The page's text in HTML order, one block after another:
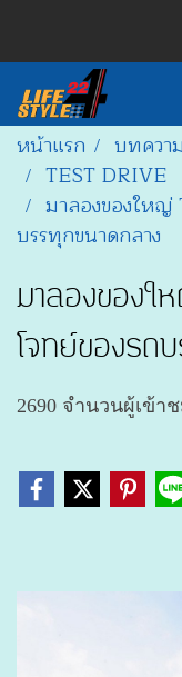
หน้าแรก บทควา
TEST DRIVE
มาลองของใหญ่
บรรทุกขนาดกลาง
มาลองของ
โจทย์ของรถ
2690 จำนวนผู้เข้า